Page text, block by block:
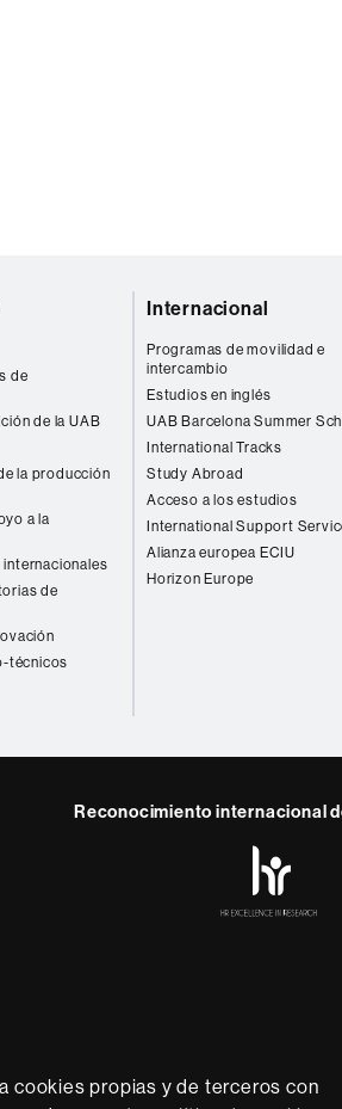
cookies propias y de terceros con
de
de la UAB
la producción
a la
de
técnicos
Internacional
Programas de movilidad e
intercambio
Estudios en inglés
UAB Barcelona Summer
International Tracks
Study Abroad
Acceso a los estudios
International Support
Alianza europea ECIU
Horizon Europe
Reconocimiento internacional
líder que imparte una
La UAB es reconocida